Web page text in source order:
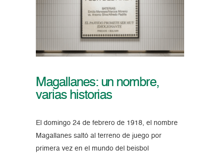
Magallanes: un nombre,
varias historias
El domingo 24 de febrero de 1918, el nombre
Magallanes saltó al terreno de juego por
primera vez en el mundo del beisbol